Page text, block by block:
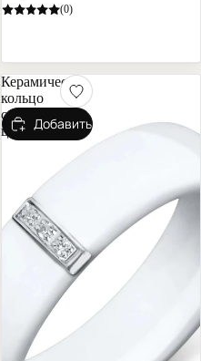
(0)
Керамическое
кольцо
с
цирконами
Добавить